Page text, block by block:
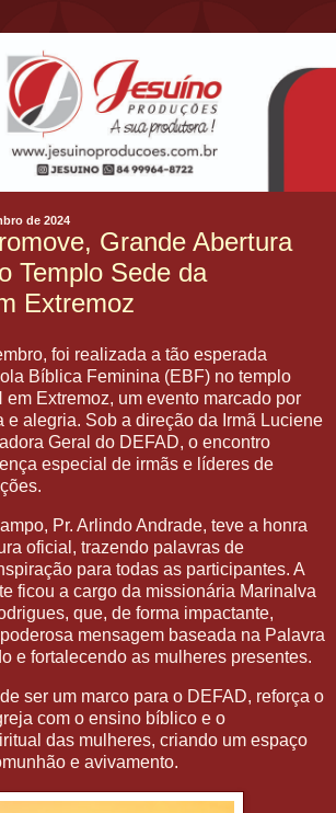
de 2024
Grande Abertura
Templo Sede da
Extremoz
foi realizada a tão esperada
Bíblica Feminina (EBF) no templo
Extremoz, um evento marcado por
e alegria. Sob a direção da Irmã Luciene
Geral do DEFAD, o encontro
especial de irmãs e líderes de
Pr. Arlindo Andrade, teve a honra
oficial, trazendo palavras de
para todas as participantes. A
ficou a cargo da missionária Marinalva
que, de forma impactante,
mensagem baseada na Palavra
e fortalecendo as mulheres presentes.
ser um marco para o DEFAD, reforça o
com o ensino bíblico e o
das mulheres, criando um espaço
e avivamento.